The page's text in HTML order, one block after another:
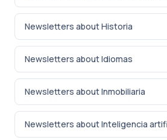
Newsletters about Historia
Newsletters about Idiomas
Newsletters about Inmobiliaria
Newsletters about Inteligencia